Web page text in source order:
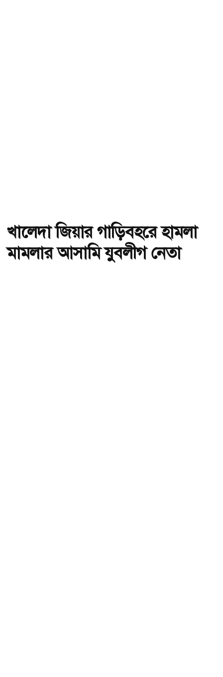
খালেদা জিয়ার গাড়িবহরে হামলা
মামলার আসামি যুবলীগ নেতা